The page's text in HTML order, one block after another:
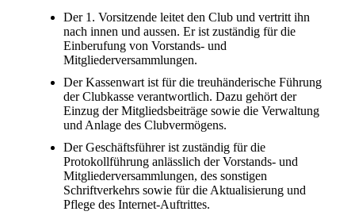
Der 1. Vorsitzende leitet den Club und vertritt ihn
nach innen und aussen. Er ist zuständig für die
Einberufung von Vorstands- und
Mitgliederversammlungen.
Der Kassenwart ist für die treuhänderische Führung
der Clubkasse verantwortlich. Dazu gehört der
Einzug der Mitgliedsbeiträge sowie die Verwaltung
und Anlage des Clubvermögens.
Der Geschäftsführer ist zuständig für die
Protokollführung anlässlich der Vorstands- und
Mitgliederversammlungen, des sonstigen
Schriftverkehrs sowie für die Aktualisierung und
Pflege des Internet-Auftrittes.